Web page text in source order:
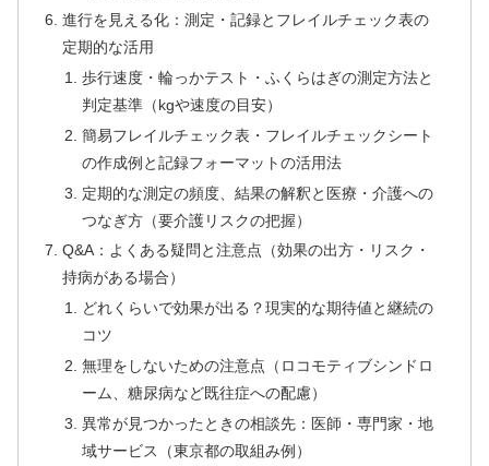
進行を見える化：測定・記録とフレイルチェック表の
定期的な活用
歩行速度・輪っかテスト・ふくらはぎの測定方法と
判定基準（kgや速度の目安）
簡易フレイルチェック表・フレイルチェックシート
の作成例と記録フォーマットの活用法
定期的な測定の頻度、結果の解釈と医療・介護への
つなぎ方（要介護リスクの把握）
Q&A：よくある疑問と注意点（効果の出方・リスク・
持病がある場合）
どれくらいで効果が出る？現実的な期待値と継続の
コツ
無理をしないための注意点（ロコモティブシンドロ
ーム、糖尿病など既往症への配慮）
異常が見つかったときの相談先：医師・専門家・地
域サービス（東京都の取組み例）